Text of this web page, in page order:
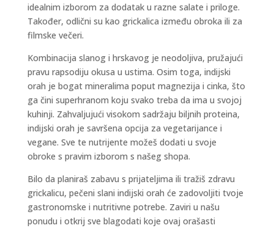
idealnim izborom za dodatak u razne salate i priloge.
Također, odlični su kao grickalica između obroka ili za
filmske večeri.
Kombinacija slanog i hrskavog je neodoljiva, pružajući
pravu rapsodiju okusa u ustima. Osim toga, indijski
orah je bogat mineralima poput magnezija i cinka, što
ga čini superhranom koju svako treba da ima u svojoj
kuhinji. Zahvaljujući visokom sadržaju biljnih proteina,
indijski orah je savršena opcija za vegetarijance i
vegane. Sve te nutrijente možeš dodati u svoje
obroke s pravim izborom s našeg shopa.
Bilo da planiraš zabavu s prijateljima ili tražiš zdravu
grickalicu, pečeni slani indijski orah će zadovoljiti tvoje
gastronomske i nutritivne potrebe. Zaviri u našu
ponudu i otkrij sve blagodati koje ovaj orašasti